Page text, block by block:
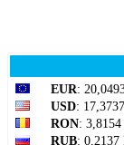
EUR:
USD:
RON:
RUB: 0,2137